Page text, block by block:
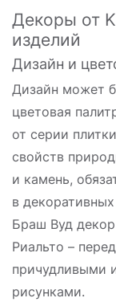
Декоры от
изделий
Дизайн и
Дизайн может
цветовая
от серии
свойств
и камень,
в
Браш Вуд
Риальто –
причудливыми
рисунками.